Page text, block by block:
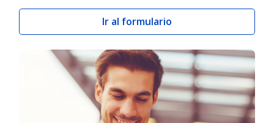
Ir al formulario